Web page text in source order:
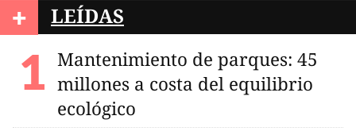
+ LEÍDAS
Mantenimiento de parques: 45
millones a costa del equilibrio
ecológico